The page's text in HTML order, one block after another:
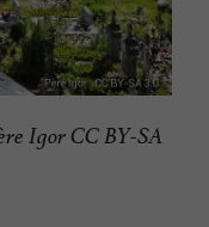
Igor CC BY-SA